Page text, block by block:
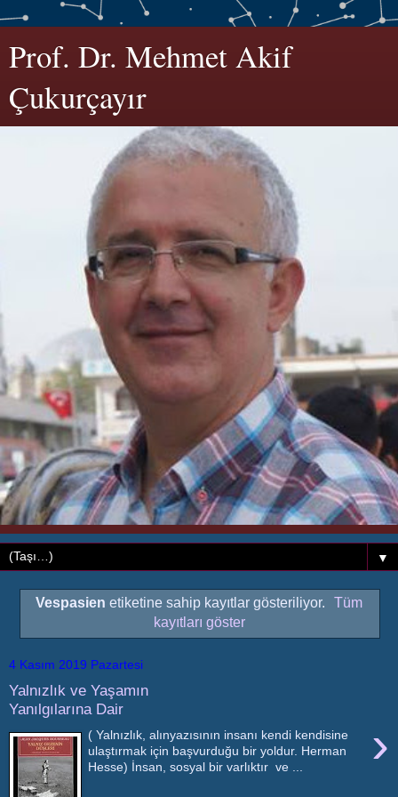
Prof. Dr. Mehmet Akif
Çukurçayır
▼
Vespasien etiketine sahip kayıtlar gösteriliyor.
Tüm
kayıtları göster
4 Kasım 2019 Pazartesi
Yalnızlık ve Yaşamın
Yanılgılarına Dair
›
( Yalnızlık, alınyazısının insanı kendi kendisine
ulaştırmak için başvurduğu bir yoldur. Herman
Hesse) İnsan, sosyal bir varlıktır ve ...